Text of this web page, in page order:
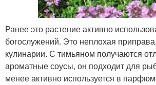
Ранее это растение активно
богослужений. Это неплохая
кулинарии. С тимьяном получаются
ароматные соусы, он подходит для
менее активно используется в